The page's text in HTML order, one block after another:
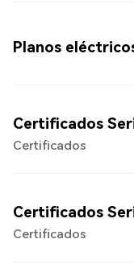
Planos
Certificados
Certificados
Certificados
Certificados